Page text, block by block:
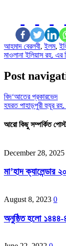
আহমাদ বেরলবী,ইলম,
মাওলানা ইলিয়াস রহ.
Post
বিদ‘আতের প্রকারভেদ
হযরত পাহাড়পুরী হুযূর
আরো কিছু সম্পর্কিত
December 28, 2025
মা’হাদ ক্যালেন্ডার
August 8, 2023 0
অনুষ্ঠিত হলো ১৪৪৪-